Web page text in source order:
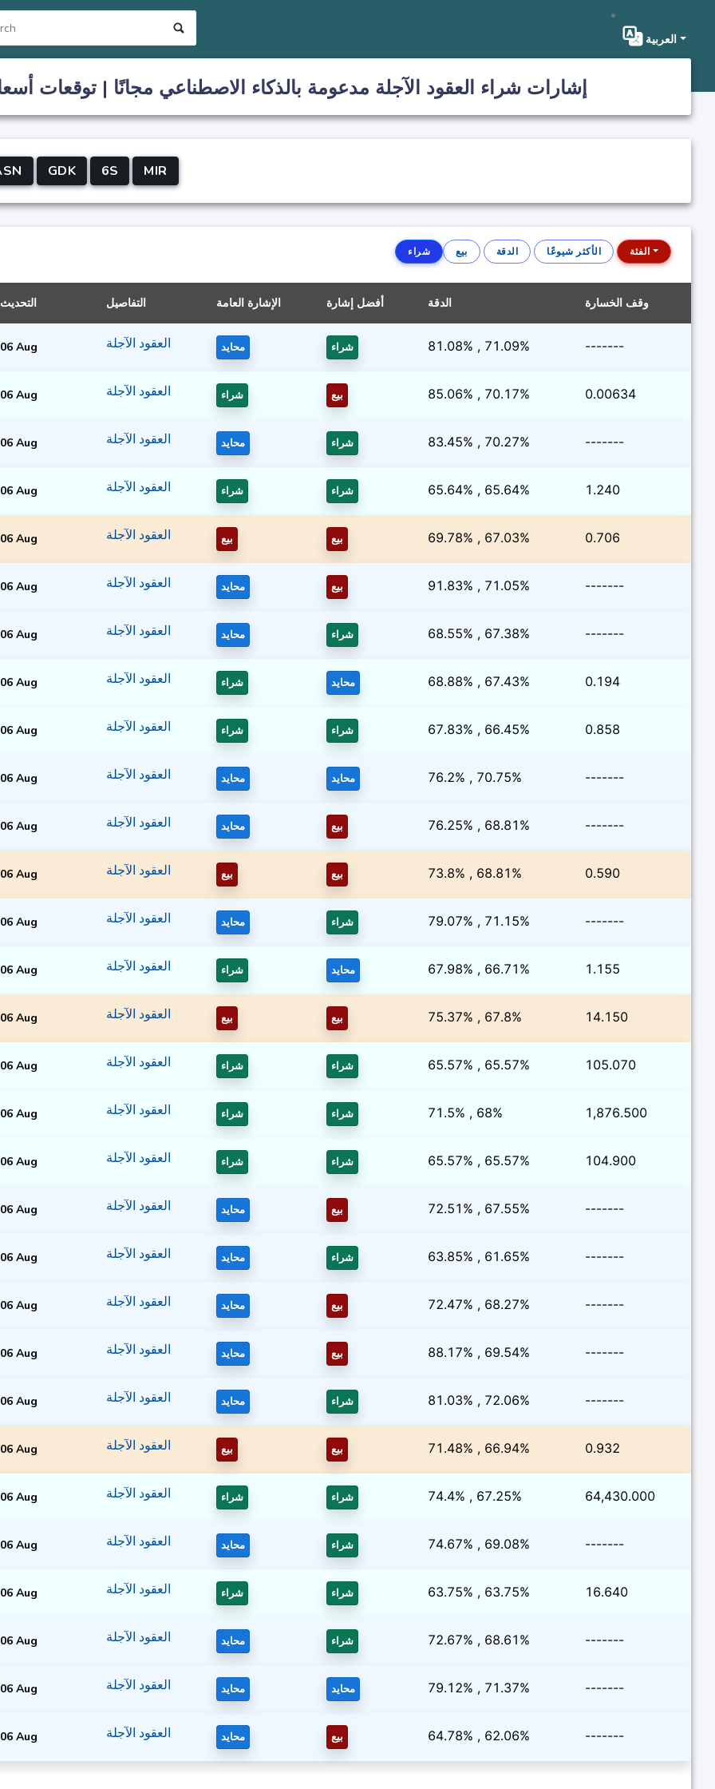
العربية
إشارات شراء العقود الآجلة مدعومة بالذكاء الاصطناعي مجانًا | توقعات
GDK 6S MIR
شراء بيع الدقة الأكثر شيوعًا الفئة
التحديث التفاصيل الإشارة العامة أفضل إشارة الدقة وقف الخسارة
06 Aug العقود الآجلة محايد شراء 81.08% , 71.09% -------
06 Aug العقود الآجلة شراء بيع 85.06% , 70.17% 0.00634
06 Aug العقود الآجلة محايد شراء 83.45% , 70.27% -------
06 Aug العقود الآجلة شراء شراء 65.64% , 65.64% 1.240
06 Aug العقود الآجلة بيع بيع 69.78% , 67.03% 0.706
06 Aug العقود الآجلة محايد بيع 91.83% , 71.05% -------
06 Aug العقود الآجلة محايد شراء 68.55% , 67.38% -------
06 Aug العقود الآجلة شراء محايد 68.88% , 67.43% 0.194
06 Aug العقود الآجلة شراء شراء 67.83% , 66.45% 0.858
06 Aug العقود الآجلة محايد محايد 76.2% , 70.75% -------
06 Aug العقود الآجلة محايد بيع 76.25% , 68.81% -------
06 Aug العقود الآجلة بيع بيع 73.8% , 68.81% 0.590
06 Aug العقود الآجلة محايد شراء 79.07% , 71.15% -------
06 Aug العقود الآجلة شراء محايد 67.98% , 66.71% 1.155
06 Aug العقود الآجلة بيع بيع 75.37% , 67.8% 14.150
06 Aug العقود الآجلة شراء شراء 65.57% , 65.57% 105.070
06 Aug العقود الآجلة شراء شراء 71.5% , 68% 1,876.500
06 Aug العقود الآجلة شراء شراء 65.57% , 65.57% 104.900
06 Aug العقود الآجلة محايد بيع 72.51% , 67.55% -------
06 Aug العقود الآجلة محايد شراء 63.85% , 61.65% -------
06 Aug العقود الآجلة محايد بيع 72.47% , 68.27% -------
06 Aug العقود الآجلة محايد بيع 88.17% , 69.54% -------
06 Aug العقود الآجلة محايد شراء 81.03% , 72.06% -------
06 Aug العقود الآجلة بيع بيع 71.48% , 66.94% 0.932
06 Aug العقود الآجلة شراء شراء 74.4% , 67.25% 64,430.000
06 Aug العقود الآجلة محايد شراء 74.67% , 69.08% -------
06 Aug العقود الآجلة شراء شراء 63.75% , 63.75% 16.640
06 Aug العقود الآجلة محايد شراء 72.67% , 68.61% -------
06 Aug العقود الآجلة محايد محايد 79.12% , 71.37% -------
06 Aug العقود الآجلة محايد بيع 64.78% , 62.06% -------